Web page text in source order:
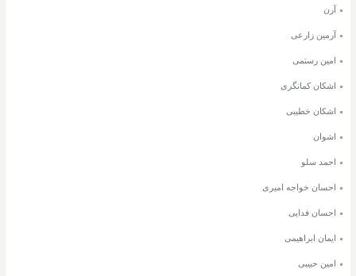
آرن
آرمین زارعی
امین رستمی
اشکان کمانگری
اشکان خطیبی
اشوان
احمد سلو
احسان خواجه امیری
احسان فدایی
ایمان ابراهیمی
امین حبیبی